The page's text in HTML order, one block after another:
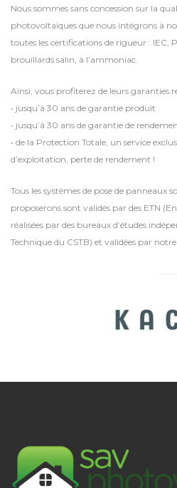
Nous sommes sans concession sur la
photovoltaïques que nous intégrons à
toutes les certifications de rigueur : IEC,
brouillards salin, à l’ammoniac.
Ainsi, vous profiterez de leurs garanties
• jusqu’à 30 ans de garantie produit
• jusqu’à 30 ans de garantie de
• de la Protection Totale, un service
d’exploitation, perte de rendement !
Tous les systèmes de pose de panneaux
proposerons sont validés par des ETN
réalisées par des bureaux d’études
Technique du CSTB) et validées par